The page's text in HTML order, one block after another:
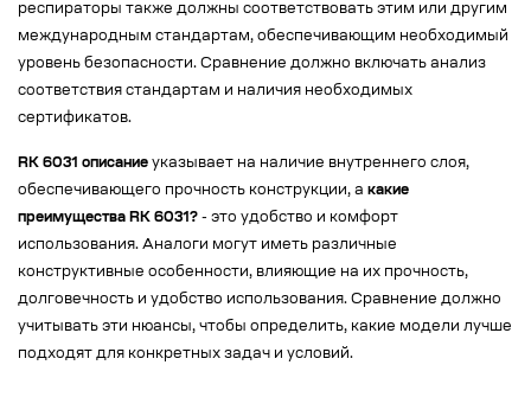
респираторы также должны соответствовать этим или другим
международным стандартам, обеспечивающим необходимый
уровень безопасности. Сравнение должно включать анализ
соответствия стандартам и наличия необходимых
сертификатов.
RK 6031 описание указывает на наличие внутреннего слоя,
обеспечивающего прочность конструкции, а какие
преимущества RK 6031? - это удобство и комфорт
использования. Аналоги могут иметь различные
конструктивные особенности, влияющие на их прочность,
долговечность и удобство использования. Сравнение должно
учитывать эти нюансы, чтобы определить, какие модели лучше
подходят для конкретных задач и условий.